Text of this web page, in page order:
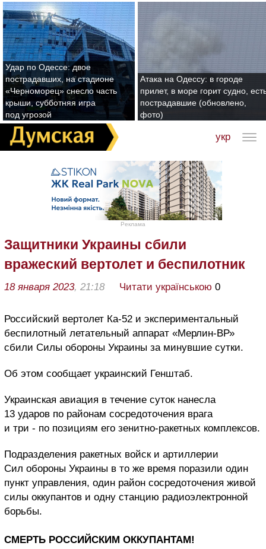
Удар по Одессе: двое
пострадавших, на стадионе
«Черноморец» снесло часть
крыши, субботняя игра
под угрозой
Атака на Одессу: в городе
прилет, в море горит судно,
пострадавшие (обновлено,
фото)
укр
Реклама
Защитники Украины сбили
вражеский вертолет и беспилотник
18 января 2023, 21:18 Читати українською 0
Российский вертолет Ка-52 и экспериментальный
беспилотный летательный аппарат «Мерлин-ВР»
сбили Силы обороны Украины за минувшие сутки.
Об этом сообщает украинский Генштаб.
Украинская авиация в течение суток нанесла
13 ударов по районам сосредоточения врага
и три - по позициям его зенитно-ракетных комплексов.
Подразделения ракетных войск и артиллерии
Сил обороны Украины в то же время поразили один
пункт управления, один район сосредоточения живой
силы оккупантов и одну станцию радиоэлектронной
борьбы.
СМЕРТЬ РОССИЙСКИМ ОККУПАНТАМ!